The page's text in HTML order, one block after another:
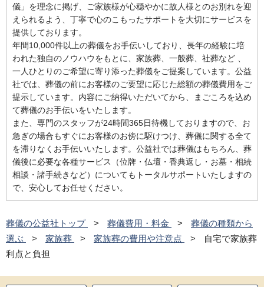
儀」を理念に掲げ、ご家族様が心穏やかに故人様とのお別れを迎
えられるよう、丁寧で心のこもったサポートを大切にサービスを
提供しております。
年間10,000件以上の葬儀をお手伝いしており、長年の経験に培
われた独自のノウハウをもとに、家族葬、一般葬、社葬など 、
一人ひとりのご希望に寄り添った葬儀をご提案しています。公益
社では、葬儀の前にお客様のご要望に応じた総額の葬儀費用をご
提示しています。内容にご納得いただいてから、まごころを込め
て葬儀のお手伝いをいたします。
また、専門のスタッフが24時間365日待機しておりますので、お
急ぎの場合もすぐにお客様のお傍に駆けつけ、葬儀に関する全て
を滞りなくお手伝いいたします。公益社では葬儀はもちろん、葬
儀後に必要な各種サービス（位牌・仏壇・香典返し・お墓・相続
相談・諸手続きなど）についてもトータルサポートいたしますの
で、安心してお任せください。
葬儀の公益社トップ 葬儀費用・料金
葬儀の種類から
選ぶ
家族葬 家族葬の費用や注意点
自宅で家族葬
利点と負担